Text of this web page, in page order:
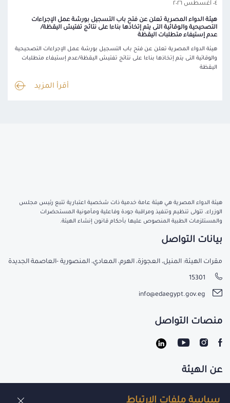
سياسة ملفات الارتباط
٠٤ أغسطس ٢٠٢٦
هيئة الدواء المصرية تعلن عن فتح باب التسجيل بورشة عمل الإجراءات
التصحيحية والوقائية التى يتم إتخاذها بناءا على نتائج تفتيش اليقظة/
عدم إستيفاء متطلبات اليقظة
هيئة الدواء المصرية تعلن عن فتح باب التسجيل بورشة عمل الإجراءات التصحيحية
والوقائية التى يتم إتخاذها بناءا على نتائج تفتيش اليقظة/عدم إستيفاء متطلبات
اليقظة
أقرأ المزيد
هيئة الدواء المصرية هي هيئة عامة خدمية ذات شخصية اعتبارية تتبع رئيس مجلس
الوزراء، تتولى تنظيم وتنفيذ ومراقبة جودة وفاعلية ومأمونية المستحضرات
والمستلزمات الطبية المنصوص عليها بأحكام قانون إنشاء الهيئة.
عن الهيئة
بيانات التواصل
مقرات الهيئة: المنيل، العجوزة، الهرم، المعادي، المنصورية -العاصمة الجديدة
15301
info@edaegypt.gov.eg
منصات التواصل